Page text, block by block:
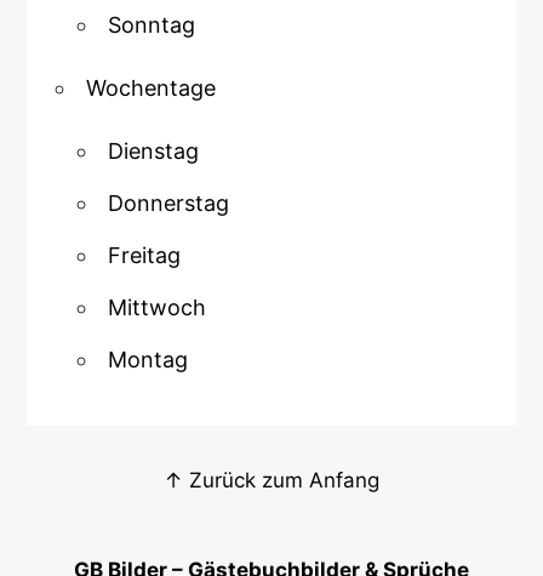
Sonntag
Wochentage
Dienstag
Donnerstag
Freitag
Mittwoch
Montag
↑ Zurück zum Anfang
GB Bilder – Gästebuchbilder & Sprüche